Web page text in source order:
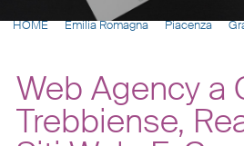
HOME Emilia Romagna Piacenza
Web Agency a
Trebbiense,